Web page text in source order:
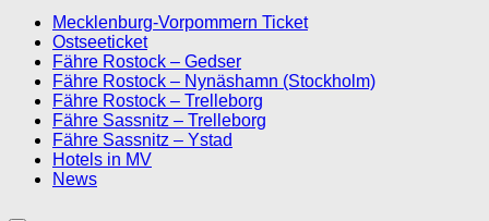
Mecklenburg-Vorpommern Ticket
Ostseeticket
Fähre Rostock – Gedser
Fähre Rostock – Nynäshamn (Stockholm)
Fähre Rostock – Trelleborg
Fähre Sassnitz – Trelleborg
Fähre Sassnitz – Ystad
Hotels in MV
News